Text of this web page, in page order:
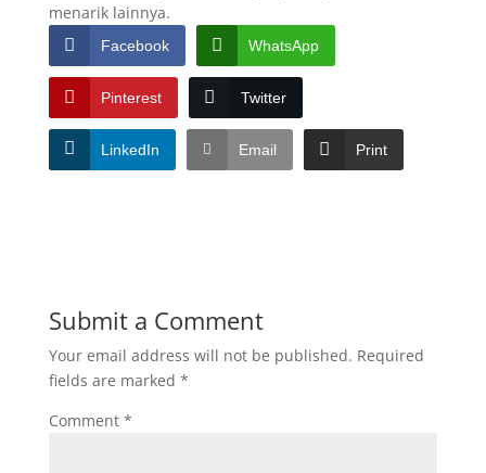
menarik lainnya.
Facebook WhatsApp
Pinterest Twitter
LinkedIn Email Print
Submit a Comment
Your email address will not be published. Required
fields are marked *
Comment *